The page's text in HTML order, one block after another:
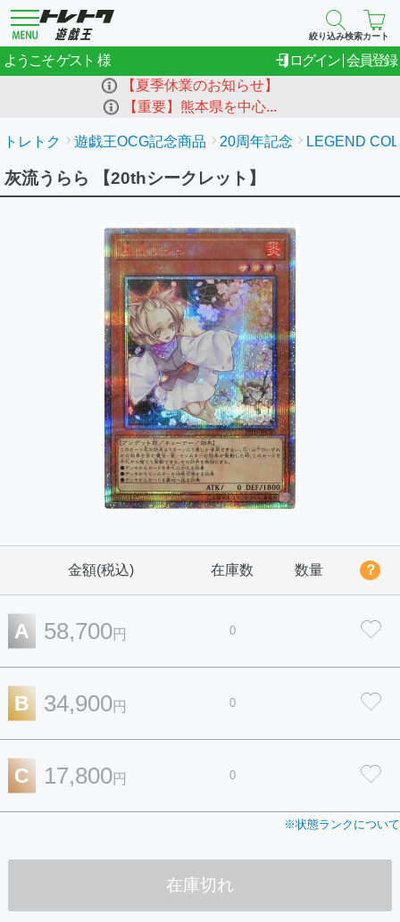
絞り込み検索カート
ようこそゲスト ログイン 会員登録
【夏季休業のお知らせ】
【重要】熊本県を中心...
トレトク 遊戯王OCG記念商品 20周年記念 LEGEND
灰流うらら 【20thシークレット】
金額(税込) 在庫数 数量 ？
A 58,700円 0
B 34,900円 0
C 17,800円 0
※状態ランクについて
在庫切れ